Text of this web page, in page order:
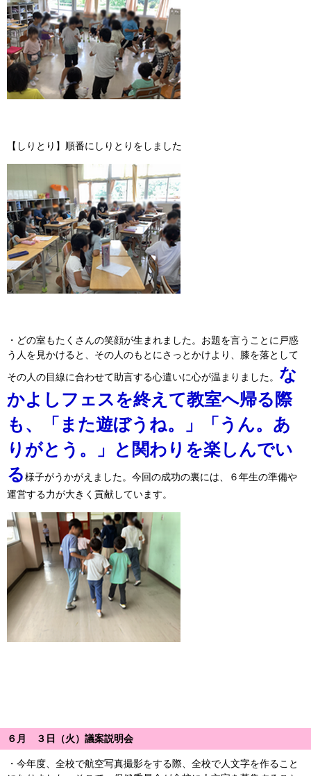
【しりとり】順番にしりとりをしました
・どの室もたくさんの笑顔が生まれました。お題を言うことに戸惑
う人を見かけると、その人のもとにさっとかけより、膝を落として
その人の目線に合わせて助言する心遣いに心が温まりました。 な
かよしフェスを終えて教室へ帰る際
も、「また遊ぼうね。」「うん。あ
りがとう。」と関わりを楽しんでい
る様子がうかがえました。今回の成功の裏には、６年生の準備や
運営する力が大きく貢献しています。
６月 ３日（火）議案説明会
・今年度、全校で航空写真撮影をする際、全校で人文字を作ること